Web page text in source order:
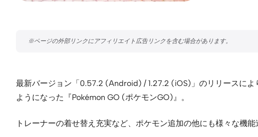
最新バージョン「0.57.2 (Android) / 1.27.2 (iOS)」のリリースに
ようになった『Pokémon GO (ポケモンGO)』。
トレーナーの着せ替え充実など、ポケモン追加の他にも様々な機